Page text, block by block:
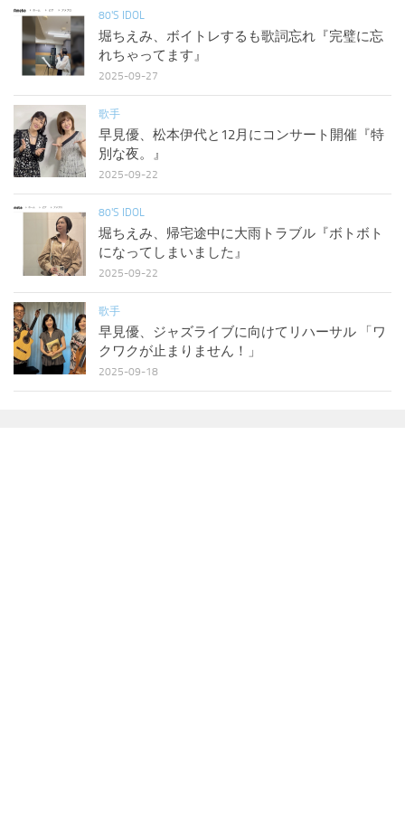
80'S IDOL
堀ちえみ、ボイトレするも歌詞忘れ『完璧に忘
れちゃってます』
2025-09-27
歌手
早見優、松本伊代と12月にコンサート開催『特
別な夜。』
2025-09-22
80'S IDOL
堀ちえみ、帰宅途中に大雨トラブル『ボトボト
になってしまいました』
2025-09-22
歌手
早見優、ジャズライブに向けてリハーサル 「ワ
クワクが止まりません！」
2025-09-18